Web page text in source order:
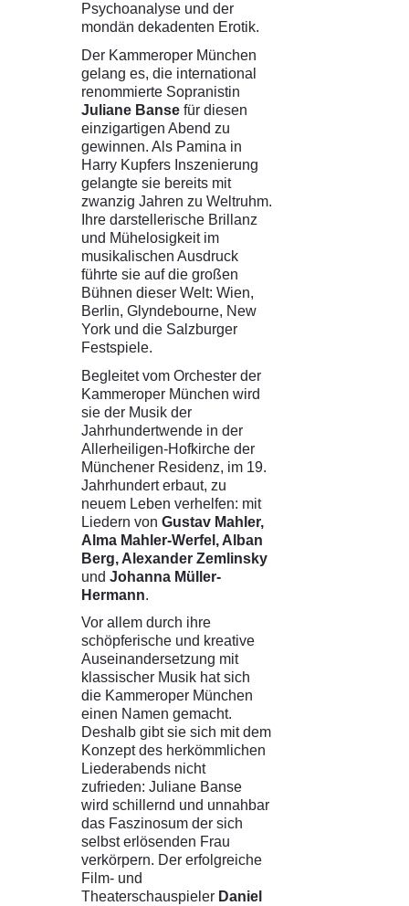
Psychoanalyse und der
mondän dekadenten Erotik.
Der Kammeroper München
gelang es, die international
renommierte Sopranistin
Juliane Bansefür diesen
einzigartigen Abend zu
gewinnen. Als Pamina in
Harry Kupfers Inszenierung
gelangte sie bereits mit
zwanzig Jahren zu Weltruhm.
Ihre darstellerische Brillanz
und Mühelosigkeit im
musikalischen Ausdruck
führte sie auf die großen
Bühnen dieser Welt: Wien,
Berlin, Glyndebourne, New
York und die Salzburger
Festspiele.
Begleitet vom Orchester der
Kammeroper München wird
sie der Musik der
Jahrhundertwende in der
Allerheiligen-Hofkirche der
Münchener Residenz, im 19.
Jahrhundert erbaut, zu
neuem Leben verhelfen: mit
Liedern von Gustav Mahler,
Alma Mahler-Werfel, Alban
Berg, Alexander Zemlinsky
und Johanna Müller-
Hermann.
Vor allem durch ihre
schöpferische und kreative
Auseinandersetzung mit
klassischer Musik hat sich
die Kammeroper München
einen Namen gemacht.
Deshalb gibt sie sich mit dem
Konzept des herkömmlichen
Liederabends nicht
zufrieden: Juliane Banse
wird schillernd und unnahbar
das Faszinosum der sich
selbst erlösenden Frau
verkörpern. Der erfolgreiche
Film- und
Theaterschauspieler Daniel